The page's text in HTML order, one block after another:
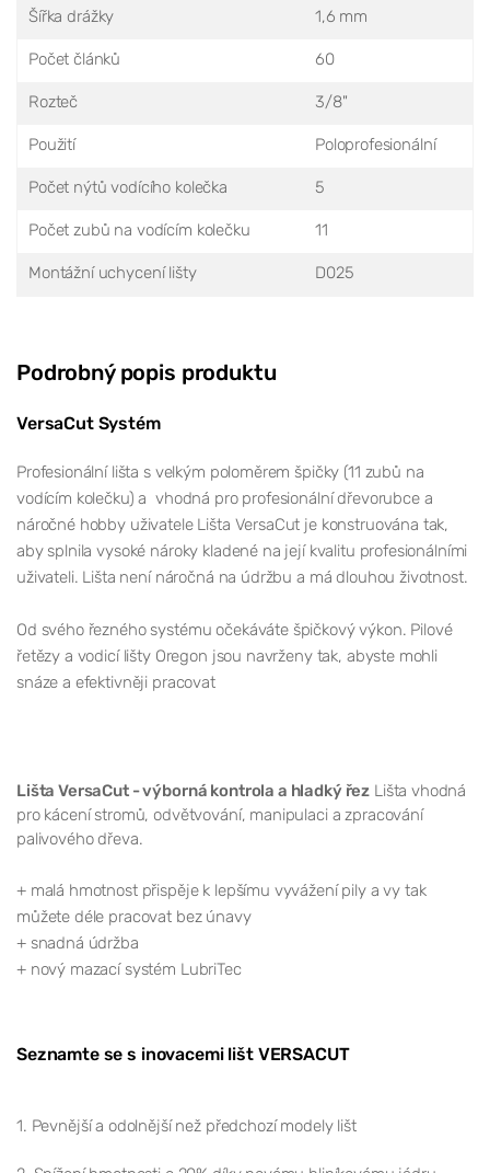
Šířka drážky 1,6 mm
Počet článků 60
Rozteč 3/8"
Použití Poloprofesionální
Počet nýtů vodícího kolečka 5
Počet zubů na vodícím kolečku 11
Montážní uchycení lišty D025
Podrobný popis produktu
VersaCut Systém
Profesionální lišta s velkým poloměrem špičky (11 zubů na
vodícím kolečku) a vhodná pro profesionální dřevorubce a
náročné hobby uživatele Lišta VersaCut je konstruována tak,
aby splnila vysoké nároky kladené na její kvalitu profesionálními
uživateli. Lišta není náročná na údržbu a má dlouhou životnost.
Od svého řezného systému očekáváte špičkový výkon. Pilové
řetězy a vodicí lišty Oregon jsou navrženy tak, abyste mohli
snáze a efektivněji pracovat
Lišta VersaCut - výborná kontrola a hladký řez Lišta vhodná
pro kácení stromů, odvětvování, manipulaci a zpracování
palivového dřeva.
+ malá hmotnost přispěje k lepšímu vyvážení pily a vy tak
můžete déle pracovat bez únavy
+ snadná údržba
+ nový mazací systém LubriTec
Seznamte se s inovacemi lišt VERSACUT
1. Pevnější a odolnější než předchozí modely lišt